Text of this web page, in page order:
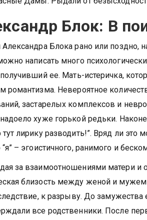
Блок: В
Александра Блока рано или поздно,
написать много
ее. Мать-истеричка,
романтизма. Невероятное
застарелых комплексов и
хуже горькой редьки.
тут лирику разводить!”. Вряд ли
“я” – эгоистичного, ранимого и
за взаимоотношениями матери и
близость между женой и мужем
к разрыву. До
все родственники. После